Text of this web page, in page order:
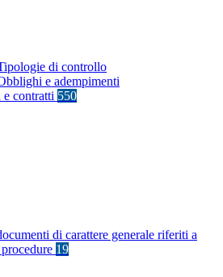
di controllo
e adempimenti
contratti 550
di carattere generale riferiti a
19